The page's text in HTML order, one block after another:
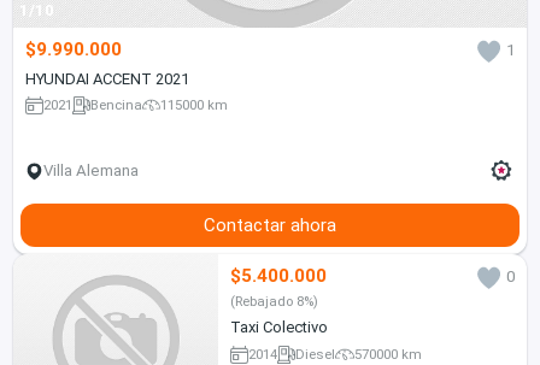
1/10
$9.990.000
1
HYUNDAI ACCENT 2021
2021 Bencina 115000 km
Villa Alemana
Contactar ahora
$5.400.000 0
(Rebajado 8%)
Taxi Colectivo
2014 Diesel 570000 km